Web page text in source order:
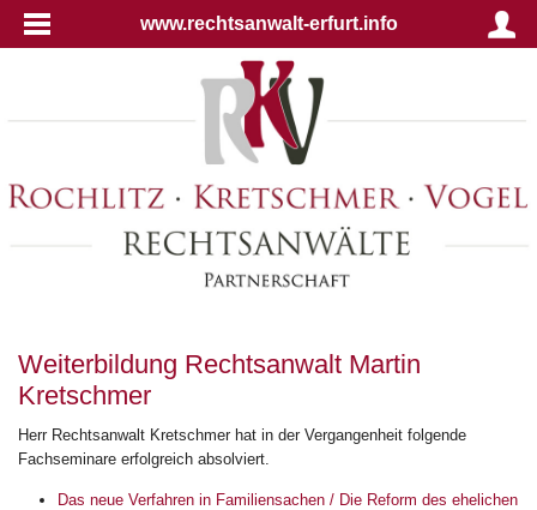
www.rechtsanwalt-erfurt.info
Weiterbildung Rechtsanwalt Martin
Kretschmer
Herr Rechtsanwalt Kretschmer hat in der Vergangenheit folgende
Fachseminare erfolgreich absolviert.
Das neue Verfahren in Familiensachen / Die Reform des ehelichen